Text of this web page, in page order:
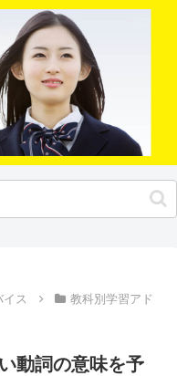
ス
教科別学習アド
動詞の意味を予